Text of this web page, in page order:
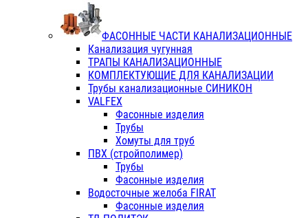
ФАСОННЫЕ ЧАСТИ КАНАЛИЗАЦИОННЫЕ
Канализация чугунная
ТРАПЫ КАНАЛИЗАЦИОННЫЕ
КОМПЛЕКТУЮЩИЕ ДЛЯ КАНАЛИЗАЦИИ
Трубы канализационные СИНИКОН
VALFEX
Фасонные изделия
Трубы
Хомуты для труб
ПВХ (стройполимер)
Трубы
Фасонные изделия
Водосточные желоба FIRAT
Фасонные изделия